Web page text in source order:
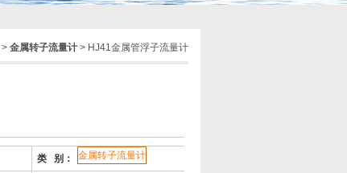
> 金属转子流量计 > HJ41金属管浮子流量计
类 别： 金属转子流量计